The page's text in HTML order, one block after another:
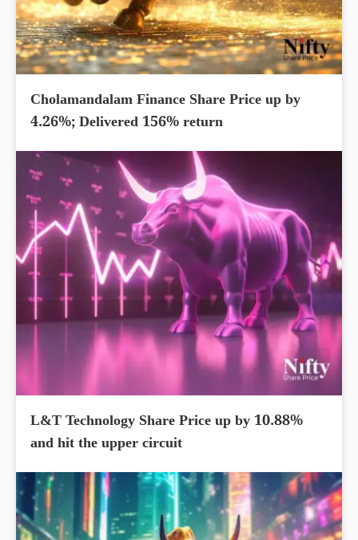
Cholamandalam Finance Share Price up by
4.26%; Delivered 156% return
L&T Technology Share Price up by 10.88%
and hit the upper circuit